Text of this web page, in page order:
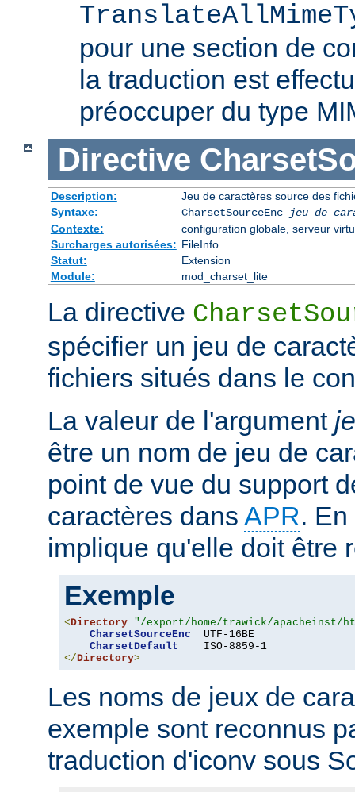
pour une section de
la traduction est
préoccuper du type
Directive
Description:
Jeu de caractères source des
Syntaxe:
CharsetSourceEnc
jeu de
Contexte:
configuration globale, serveur
Surcharges autorisées: FileInfo
Statut:
Extension
Module:
mod_charset_lite
La directive
spécifier un jeu de
fichiers situés dans le
La valeur de l'argument
être un nom de jeu de
point de vue du support
caractères dans APR.
implique qu'elle doit être
Exemple
<Directory "/export/home/trawick/apacheinst/
CharsetSourceEnc
  UTF-16BE
CharsetDefault
</Directory>
Les noms de jeux de
exemple sont reconnus
traduction d'iconv sous